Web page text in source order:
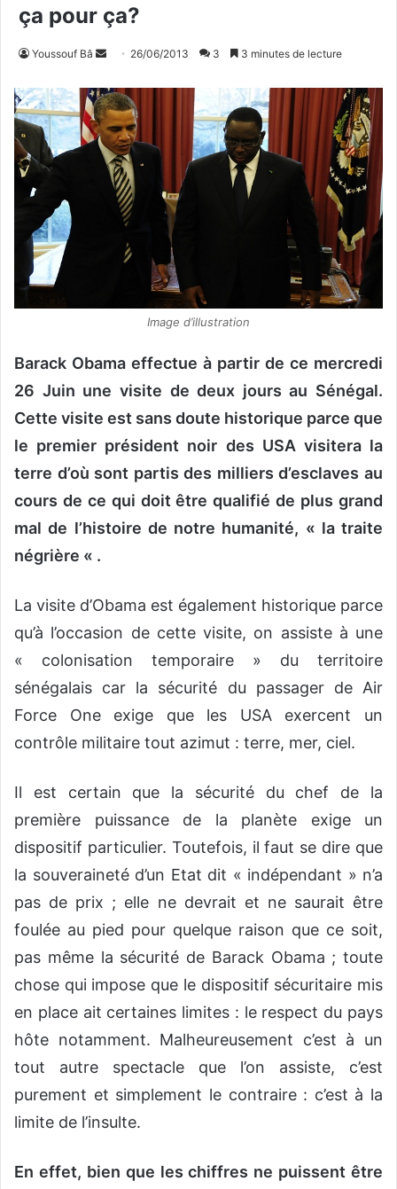
ça pour ça?
Youssouf Bâ
v
o
y
e
r
e
l
26/06/2013 3 3 minutes de lecture
Image d’illustration
Barack Obama effectue à partir de ce mercredi
26 Juin une visite de deux jours au Sénégal.
Cette visite est sans doute historique parce que
le premier président noir des USA visitera la
terre d’où sont partis des milliers d’esclaves au
cours de ce qui doit être qualifié de plus grand
mal de l’histoire de notre humanité, « la traite
négrière « .
La visite d’Obama est également historique parce
qu’à l’occasion de cette visite, on assiste à une
« colonisation temporaire » du territoire
sénégalais car la sécurité du passager de Air
Force One exige que les USA exercent un
contrôle militaire tout azimut : terre, mer, ciel.
Il est certain que la sécurité du chef de la
première puissance de la planète exige un
dispositif particulier. Toutefois, il faut se dire que
la souveraineté d’un Etat dit « indépendant » n’a
pas de prix ; elle ne devrait et ne saurait être
foulée au pied pour quelque raison que ce soit,
pas même la sécurité de Barack Obama ; toute
chose qui impose que le dispositif sécuritaire mis
en place ait certaines limites : le respect du pays
hôte notamment. Malheureusement c’est à un
tout autre spectacle que l’on assiste, c’est
purement et simplement le contraire : c’est à la
limite de l’insulte.
En effet, bien que les chiffres ne puissent être